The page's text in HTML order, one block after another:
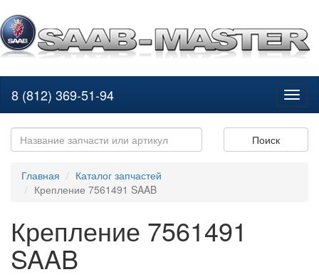
8 (812) 369-51-94
Поиск
Главная
Каталог запчастей
Крепление 7561491 SAAB
Крепление 7561491
SAAB